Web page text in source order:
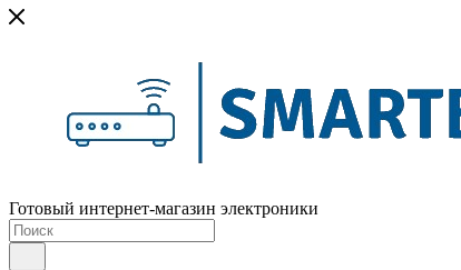
Готовый интернет-магазин электроники